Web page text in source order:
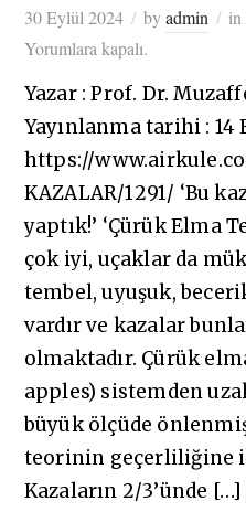
30 Eylül 2024 byadmin in
Yorumlara kapalı.
Yazar : Prof. Dr.
Yayınlanma tarihi : 14
https://
KAZALAR/1291/ ‘Bu
yaptık!’ ‘Çürük Elma
çok iyi, uçaklar da
tembel, uyuşuk,
vardır ve kazalar
olmaktadır. Çürük
apples) sistemden
büyük ölçüde
teorinin geçerliliğine
Kazaların 2/3’ünde […]